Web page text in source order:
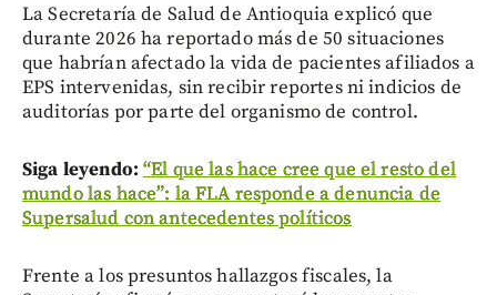
La Secretaría de Salud de Antioquia explicó que
durante 2026 ha reportado más de 50 situaciones
que habrían afectado la vida de pacientes afiliados a
EPS intervenidas, sin recibir reportes ni indicios de
auditorías por parte del organismo de control.
Siga leyendo: “El que las hace cree que el resto del
mundo las hace”: la FLA responde a denuncia de
Supersalud con antecedentes políticos
Frente a los presuntos hallazgos fiscales, la